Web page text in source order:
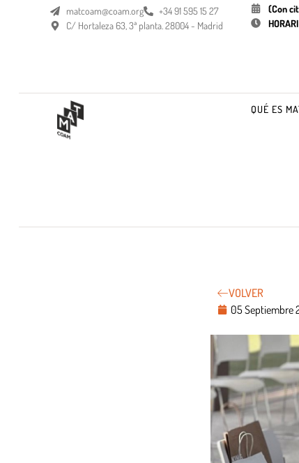
matcoam@coam.org
+34 91 595 15 27
C/ Hortaleza 63, 3ª planta. 28004 - Madrid
(Con
QUÉ ES
VOLVER
05 Septiembre